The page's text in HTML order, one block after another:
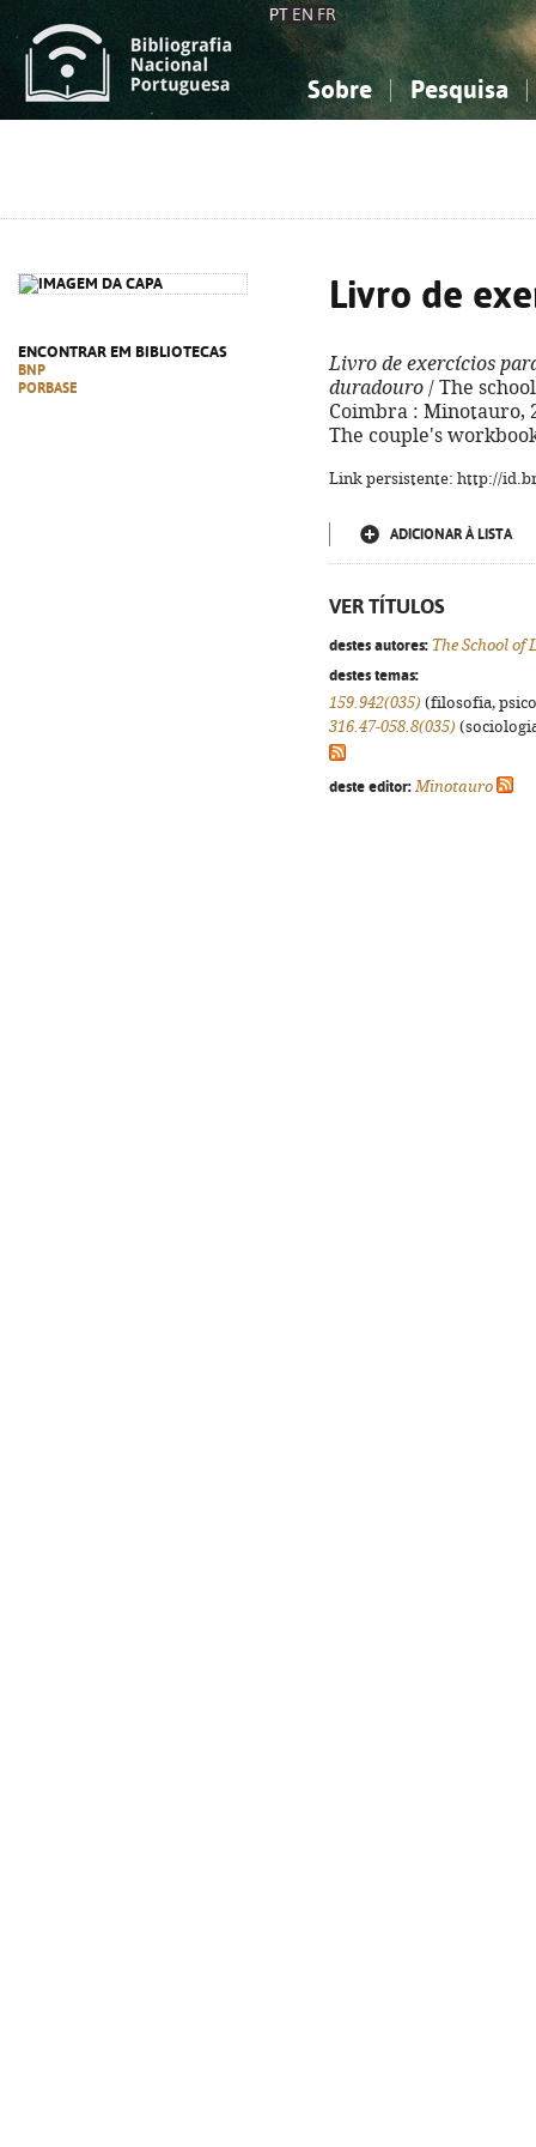
PT EN FR
Sobre Pesquisa
ENCONTRAR EM BIBLIOTECAS
BNP
PORBASE
Livro de
Livro de exercícios
duradouro / The
Coimbra : Minotauro,
The couple's
Link persistente: http://
ADICIONAR À LISTA
VER TÍTULOS
destes autores: The School of
destes temas:
159.942(035) (filosofia,
316.47-058.8(035)
deste editor: Minotauro